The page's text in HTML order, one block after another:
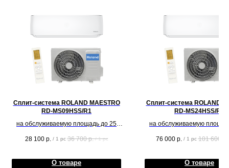
Сплит-система ROLAND MAESTRO
RD-MS09HSS/R1
на обслуживаемую площадь до 25
28 100 р. / 1 pc 36 700 р. / 1 pc
О товаре
Сплит-система ROLAND
RD-MS24HSS/R1
на обслуживаемую
76 000 р. / 1 pc 101 600
О товаре